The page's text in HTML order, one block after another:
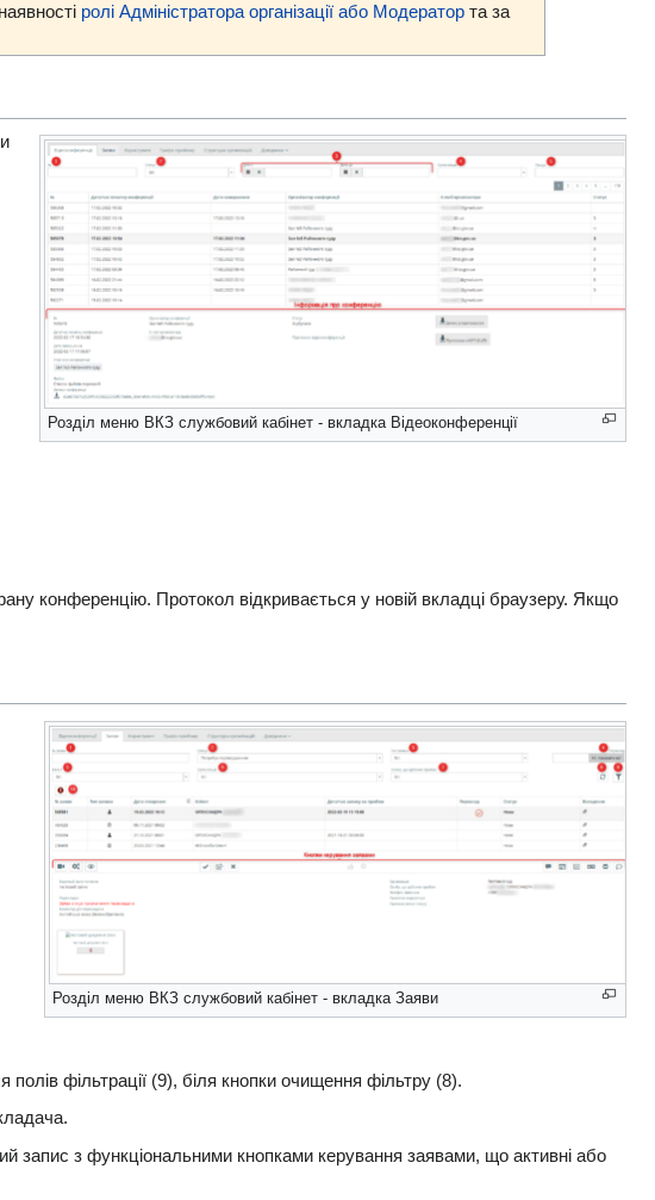
ролі Адміністратора організації або Модераторта за
Розділ меню ВКЗ службовий кабінет - вкладка Відеоконференції
конференцію. Протокол відкривається у новій вкладці браузеру. Якщо
Розділ меню ВКЗ службовий кабінет - вкладка Заяви
фільтрації (9), біля кнопки очищення фільтру (8).
запис з функціональними кнопками керування заявами, що активні або